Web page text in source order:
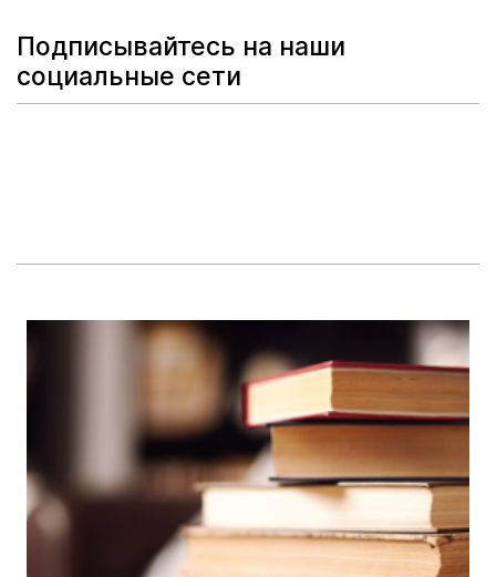
Подписывайтесь на наши
социальные сети